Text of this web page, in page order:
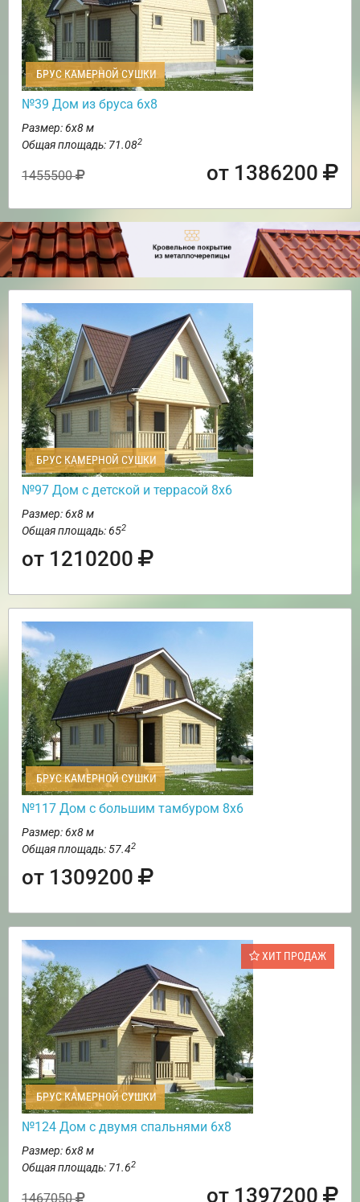
БРУС КАМЕРНОЙ СУШКИ
№39 Дом из бруса 6х8
Размер: 6х8 м
Общая площадь: 71.082
1455500 от 1386200
БРУС КАМЕРНОЙ СУШКИ
№97 Дом с детской и террасой 8х6
Размер: 6х8 м
Общая площадь: 652
от 1210200
БРУС КАМЕРНОЙ СУШКИ
№117 Дом с большим тамбуром 8х6
Размер: 6х8 м
Общая площадь: 57.42
от 1309200
ХИТ ПРОДАЖ
БРУС КАМЕРНОЙ СУШКИ
№124 Дом с двумя спальнями 6х8
Размер: 6х8 м
Общая площадь: 71.62
1467050 от 1397200